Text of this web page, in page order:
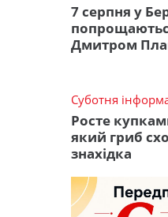
7 серпня у
Дмитром
Суботня
Росте
який гриб
знахідка